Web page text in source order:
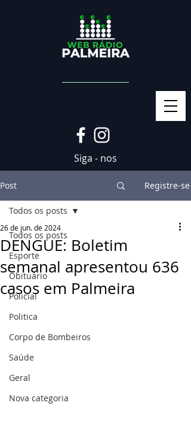
Siga - nos
Post Registre-se
Todos os posts
Esporte
Obituário
Policial
Politica
Corpo de Bombeiros
Saúde
Geral
Nova categoria
Todos os posts
DENGUE: Boletim
semanal apresentou 636
casos em Palmeira
26 de jun. de 2024